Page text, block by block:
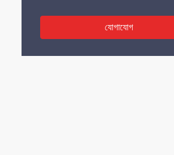
যোগাযোগ